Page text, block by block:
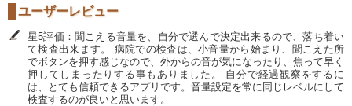
ユーザーレビュー
星5評価：聞こえる音量を、自分で選んで決定出来るので、落ち着い
て検査出来ます。 病院での検査は、小音量から始まり、聞こえた所
でボタンを押す感じなので、外からの音が気になったり、焦って早く
押してしまったりする事もありました。 自分で経過観察をするに
は、とても信頼できるアプリです。音量設定を常に同じレベルにして
検査するのが良いと思います。